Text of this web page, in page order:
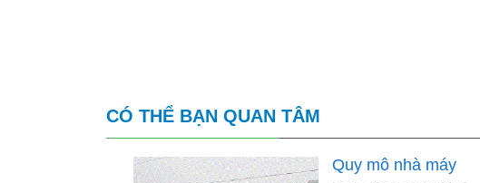
CÓ THỂ BẠN QUAN TÂM
Quy mô nhà máy